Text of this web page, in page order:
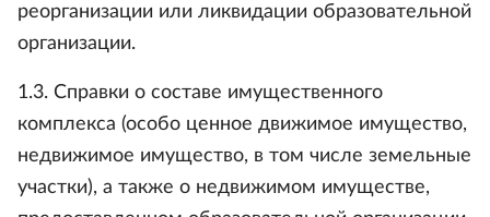
реорганизации или ликвидации образовательной
организации.
1.3. Справки о составе имущественного
комплекса (особо ценное движимое имущество,
недвижимое имущество, в том числе земельные
участки), а также о недвижимом имуществе,